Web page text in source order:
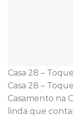
Casa 28 –
Casa 28 –
Casamento na
linda que